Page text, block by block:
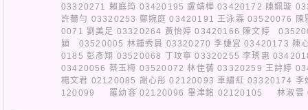
03320271 賴庭筠 03420195 盧靖樺 03420172 陳姵璇
許薾勻 03320253 鄭婉庭 03420191 王泳霖 03520076
0071 劉美足 03320264 黃怡婷 03420166 陳文婷
穎 03520005 林鍾秀員 03320270 李婕宜 03420173 陳
0185 彭彥翔 03520068 丁玟寧 03320255 李琇惠
03420056 蔡玉梅 03520072 林佳蒨 03320259 王詩婷
楊文君 02120085 謝心彤 02120093 車繡紅 03320174
120099 羅幼容 02120096 畢津銘 02120105 林淑